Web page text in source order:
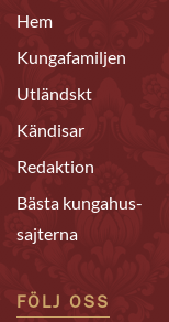
Hem
Kungafamiljen
Utländskt
Kändisar
Redaktion
Bästa kungahus-
sajterna
FÖLJ OSS